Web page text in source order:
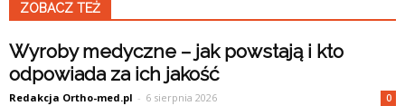
ZOBACZ TEŻ
Wyroby medyczne – jak powstają i kto
odpowiada za ich jakość
Redakcja Ortho-med.pl - 6 sierpnia 2026 0